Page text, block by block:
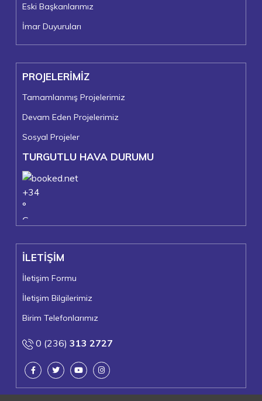
Eski Başkanlarımız
İmar Duyuruları
PROJELERİMİZ
Tamamlanmış Projelerimiz
Devam Eden Projelerimiz
Sosyal Projeler
TURGUTLU HAVA DURUMU
+34
°
C
+24°
Turgutlu
Perşembe, 06
İLETİŞİM
İletişim Formu
İletişim Bilgilerimiz
Birim Telefonlarımız
0 (236) 313 2727